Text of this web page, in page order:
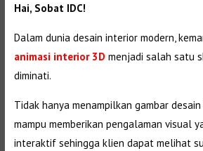
Hai, Sobat IDC!
Dalam dunia desain interior modern,
animasi interior 3D menjadi salah satu
diminati.
Tidak hanya menampilkan gambar
mampu memberikan pengalaman visual
interaktif sehingga klien dapat melihat